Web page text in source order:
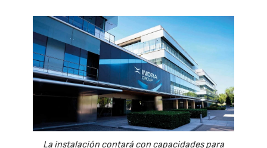
La instalación contará con capacidades para